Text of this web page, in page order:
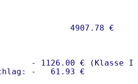
- 1126.00 € (Klasse I)
-   61.93 €